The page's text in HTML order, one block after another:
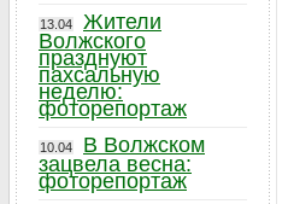
13.04
Жители
Волжского
празднуют
пахсальную
неделю:
фоторепортаж
10.04
В Волжском
зацвела весна:
фоторепортаж